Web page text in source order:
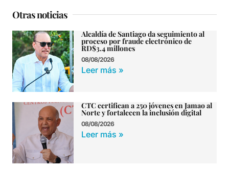
Otras noticias
Alcaldía de Santiago da seguimiento al
proceso por fraude electrónico de
RD$3.4 millones
08/08/2026
Leer más »
CTC certifican a 250 jóvenes en Jamao al
Norte y fortalecen la inclusión digital
08/08/2026
Leer más »